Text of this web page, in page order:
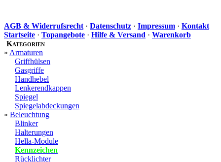
AGB & Widerrufsrecht · Datenschutz · Impressum · Kontakt
Startseite · Topangebote · Hilfe & Versand · Warenkorb
Kategorien
» Armaturen
Griffhülsen
Gasgriffe
Handhebel
Lenkerendkappen
Spiegel
Spiegelabdeckungen
» Beleuchtung
Blinker
Halterungen
Hella-Module
Kennzeichen
Rücklichter